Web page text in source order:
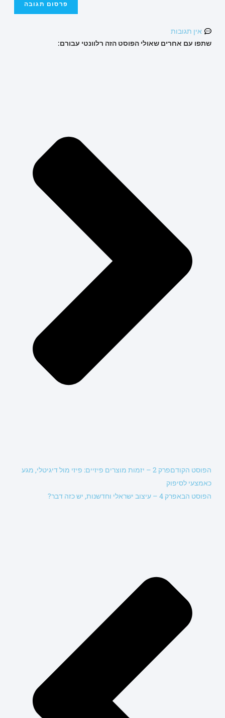
אין תגובות
שתפו עם אחרים שאולי הפוסט הזה רלוונטי עבורם:
הפוסט הקודם
פרק 2 – יזמות מוצרים פיזיים: פיזי מול דיגיטלי, מגע
כאמצעי לסיפוק
הפוסט הבאפרק 4 – עיצוב ישראלי וחדשנות, יש כזה דבר?